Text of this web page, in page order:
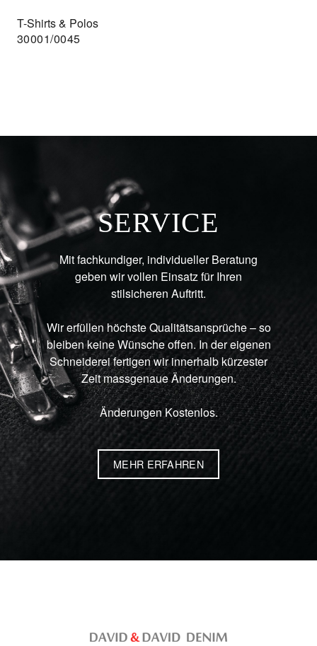
T-Shirts & Polos
30001/0045
SERVICE
Mit fachkundiger, individueller Beratung
geben wir vollen Einsatz für Ihren
stilsicheren Auftritt.
Wir erfüllen höchste Qualitätsansprüche – so
bleiben keine Wünsche offen. In der eigenen
Schneiderei fertigen wir innerhalb kürzester
Zeit massgenaue Änderungen.
Änderungen Kostenlos.
MEHR ERFAHREN